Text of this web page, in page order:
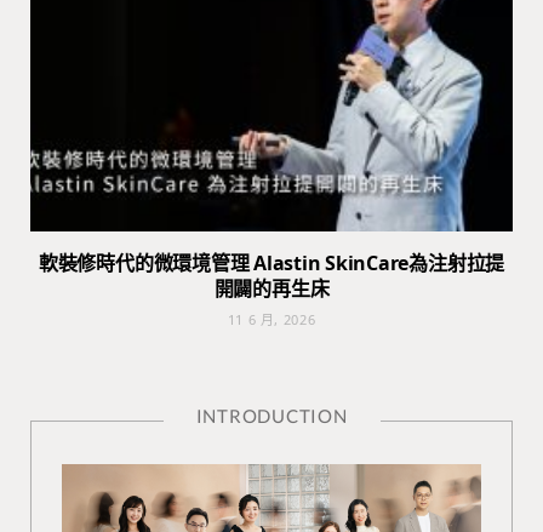
軟裝修時代的微環境管理 Alastin SkinCare為注射拉提
開闢的再生床
11 6 月, 2026
INTRODUCTION